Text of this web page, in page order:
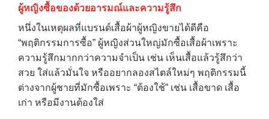
ผู้หญิงซื้อของด้วยอารมณ์และความรู้สึก
หนึ่งในเหตุผลที่แบรนด์เสื้อผ้าผู้หญิงขายได้ดีคือ
“พฤติกรรมการซื้อ” ผู้หญิงส่วนใหญ่มักซื้อเสื้อผ้าเพราะ
ความรู้สึกมากกว่าความจำเป็น เช่น เห็นเสื้อแล้วรู้สึกว่า
สวย ใส่แล้วมั่นใจ หรืออยากลองสไตล์ใหม่ๆ พฤติกรรมนี้
ต่างจากผู้ชายที่มักซื้อเพราะ “ต้องใช้” เช่น เสื้อขาด เสื้อ
เก่า หรือมีงานต้องใส่